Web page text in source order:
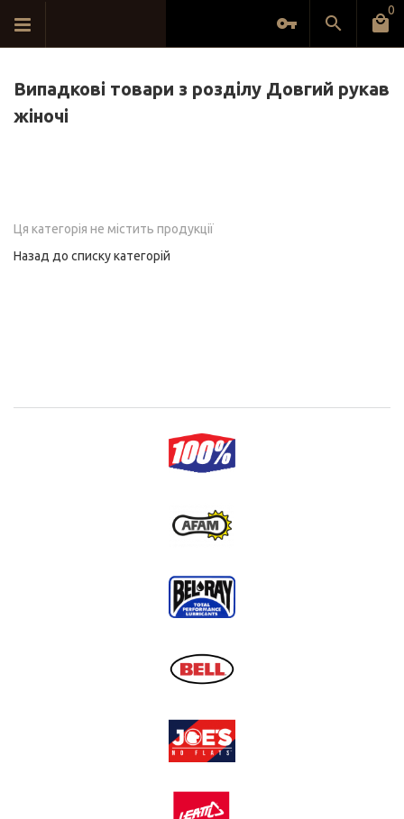
0
Випадкові товари з розділу Довгий рукав
жіночі
Ця категорія не містить продукції
Назад до списку категорій